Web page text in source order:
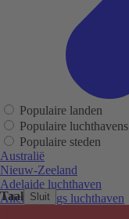
Taal Sluit
Populaire landen
Populaire luchthavens
Populaire steden
Australië
Nieuw-Zeeland
Adelaide luchthaven
Alice Springs luchthaven